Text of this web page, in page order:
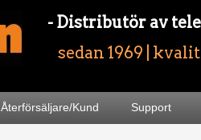
- Distributör av
sedan 1969 |
Återförsäljare/Kund Support